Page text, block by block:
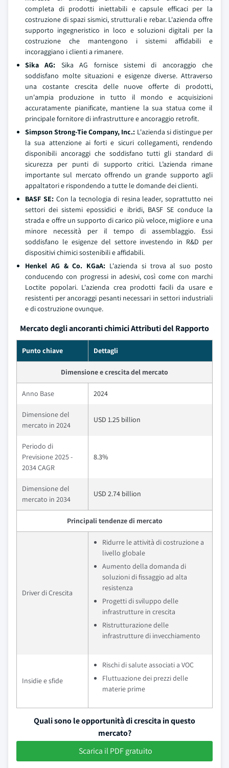
completa di prodotti iniettabili e capsule efficaci per la
costruzione di spazi sismici, strutturali e rebar. L'azienda offre
supporto ingegneristico in loco e soluzioni digitali per la
costruzione che mantengono i sistemi affidabili e
incoraggiano i clienti a rimanere.
Sika AG: Sika AG fornisce sistemi di ancoraggio che
soddisfano molte situazioni e esigenze diverse. Attraverso
una costante crescita delle nuove offerte di prodotti,
un'ampia produzione in tutto il mondo e acquisizioni
accuratamente pianificate, mantiene la sua statua come il
principale fornitore di infrastrutture e ancoraggio retrofit.
Simpson Strong-Tie Company, Inc.: L'azienda si distingue per
la sua attenzione ai forti e sicuri collegamenti, rendendo
disponibili ancoraggi che soddisfano tutti gli standard di
sicurezza per punti di supporto critici. L’azienda rimane
importante sul mercato offrendo un grande supporto agli
appaltatori e rispondendo a tutte le domande dei clienti.
BASF SE: Con la tecnologia di resina leader, soprattutto nei
settori dei sistemi epossidici e ibridi, BASF SE conduce la
strada e offre un supporto di carico più veloce, migliore e una
minore necessità per il tempo di assemblaggio. Essi
soddisfano le esigenze del settore investendo in R&D per
dispositivi chimici sostenibili e affidabili.
Henkel AG & Co. KGaA: L'azienda si trova al suo posto
conducendo con progressi in adesivi, così come con marchi
Loctite popolari. L'azienda crea prodotti facili da usare e
resistenti per ancoraggi pesanti necessari in settori industriali
e di costruzione ovunque.
Mercato degli ancoranti chimici Attributi del Rapporto
Punto chiave Dettagli
Dimensione e crescita del mercato
Anno Base 2024
Dimensione del
mercato in 2024
USD 1.25 billion
Periodo di
Previsione 2025 -
2034 CAGR
8.3%
Dimensione del
mercato in 2034
USD 2.74 billion
Principali tendenze di mercato
Driver di Crescita
Ridurre le attività di costruzione a
livello globale
Aumento della domanda di
soluzioni di fissaggio ad alta
resistenza
Progetti di sviluppo delle
infrastrutture in crescita
Ristrutturazione delle
infrastrutture di invecchiamento
Insidie e sfide
Rischi di salute associati a VOC
Fluttuazione dei prezzi delle
materie prime
Quali sono le opportunità di crescita in questo
mercato?
Scarica il PDF gratuito